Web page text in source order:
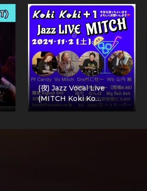
(夜) Jazz Vocal Live
(MITCH Koki Ko…